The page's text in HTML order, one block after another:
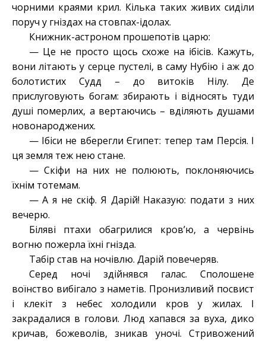
чорними краями крил. Кілька таких живих сиділи
поруч у гніздах на стовпах-ідолах.
Книжник-астроном прошепотів царю:
— Це не просто щось схоже на ібісів. Кажуть,
вони літають у серце пустелі, в саму Нубію і аж до
болотистих Судд – до витоків Нілу. Де
прислуговують богам: збирають і відносять туди
душі померлих, а вертаючись – вділяють душами
новонароджених.
— Ібіси не вберегли Єгипет: тепер там Персія. І
ця земля теж нею стане.
— Скіфи на них не полюють, поклоняючись
їхнім тотемам.
— А я не скіф. Я Дарій! Наказую: подати з них
вечерю.
Біляві птахи обагрилися кров’ю, а червінь
вогню пожерла їхні гнізда.
Табір став на ночівлю. Дарій повечеряв.
Серед ночі здійнявся галас. Сполошене
воїнство вибігало з наметів. Пронизливий посвист
і клекіт з небес холодили кров у жилах. І
закрадалися в голови. Люд хапався за вуха, дико
кричав, божеволів, зникав уночі. Стривожений